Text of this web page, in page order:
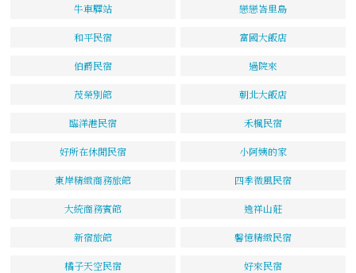
牛車驛站 戀戀峇里島
和平民宿 富國大飯店
伯爵民宿 過院來
茂榮別館 朝北大飯店
臨洋港民宿 禾楓民宿
好所在休閒民宿 小阿姨的家
東岸精緻商務旅館 四季微風民宿
大統商務賓館 逸祥山莊
新宿旅館 馨憶精緻民宿
橘子天空民宿 好來民宿